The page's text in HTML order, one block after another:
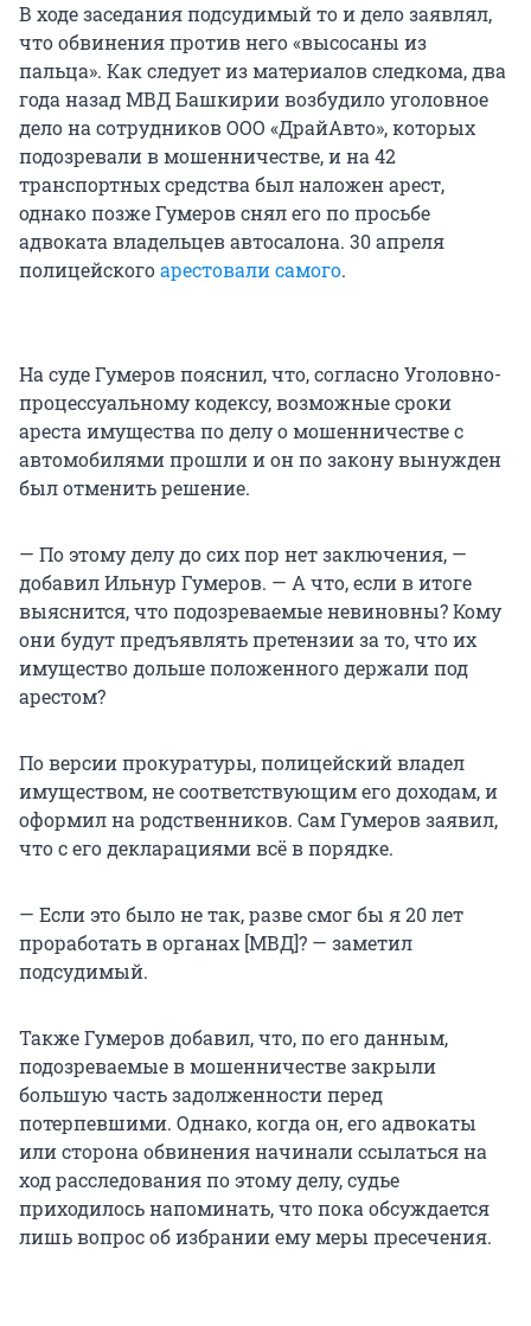
В ходе заседания подсудимый то и дело заявлял,
что обвинения против него «высосаны из
пальца». Как следует из материалов следкома, два
года назад МВД Башкирии возбудило уголовное
дело на сотрудников ООО «ДрайАвто», которых
подозревали в мошенничестве, и на 42
транспортных средства был наложен арест,
однако позже Гумеров снял его по просьбе
адвоката владельцев автосалона. 30 апреля
полицейскогоарестовали самого.
На суде Гумеров пояснил, что, согласно Уголовно-
процессуальному кодексу, возможные сроки
ареста имущества по делу о мошенничестве с
автомобилями прошли и он по закону вынужден
был отменить решение.
— По этому делу до сих пор нет заключения, —
добавил Ильнур Гумеров. — А что, если в итоге
выяснится, что подозреваемые невиновны? Кому
они будут предъявлять претензии за то, что их
имущество дольше положенного держали под
арестом?
По версии прокуратуры, полицейский владел
имуществом, не соответствующим его доходам, и
оформил на родственников. Сам Гумеров заявил,
что с его декларациями всё в порядке.
— Если это было не так, разве смог бы я 20 лет
проработать в органах [МВД]? — заметил
подсудимый.
Также Гумеров добавил, что, по его данным,
подозреваемые в мошенничестве закрыли
большую часть задолженности перед
потерпевшими. Однако, когда он, его адвокаты
или сторона обвинения начинали ссылаться на
ход расследования по этому делу, судье
приходилось напоминать, что пока обсуждается
лишь вопрос об избрании ему меры пресечения.